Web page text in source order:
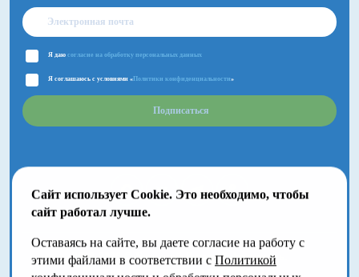
Сайт использует Cookie. Это необходимо, чтобы
сайт работал лучше.
Оставаясь на сайте, вы даете согласие на работу с
этими файлами в соответствии с Политикой
Я даю согласие на обработку персональных данных
Я соглашаюсь с условиями « Политики конфиденциальности»
Подписаться
2018-2026 © Большой Детский фестиваль.
Москва, Волгоградский проспект, 121